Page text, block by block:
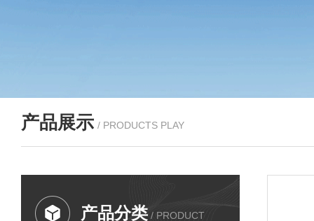
产品展示 / PRODUCTS PLAY
产品分类 / PRODUCT